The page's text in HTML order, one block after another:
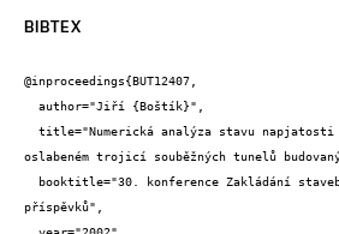
BIBTEX
@inproceedings{BUT12407,
oslabeném trojicí souběžných tunelů
příspěvků",